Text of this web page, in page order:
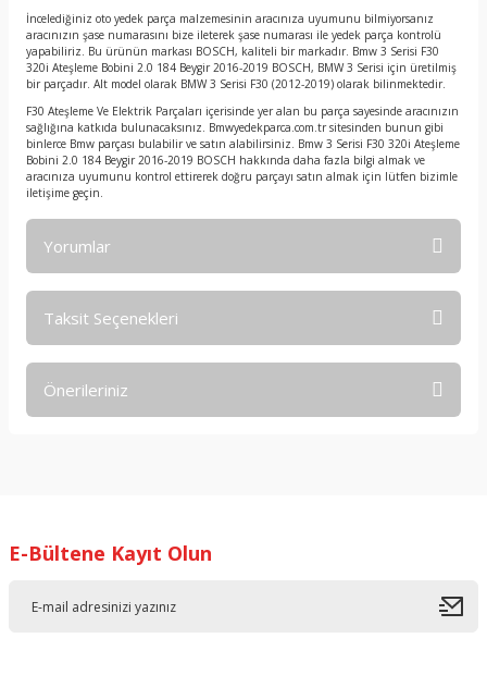
İncelediğiniz oto yedek parça malzemesinin aracınıza uyumunu bilmiyorsanız
aracınızın şase numarasını bize ileterek şase numarası ile yedek parça kontrolü
yapabiliriz. Bu ürünün markası BOSCH, kaliteli bir markadır. Bmw 3 Serisi F30
320i Ateşleme Bobini 2.0 184 Beygir 2016-2019 BOSCH, BMW 3 Serisi için üretilmiş
bir parçadır. Alt model olarak BMW 3 Serisi F30 (2012-2019) olarak bilinmektedir.
F30 Ateşleme Ve Elektrik Parçaları içerisinde yer alan bu parça sayesinde aracınızın
sağlığına katkıda bulunacaksınız. Bmwyedekparca.com.tr sitesinden bunun gibi
binlerce Bmw parçası bulabilir ve satın alabilirsiniz. Bmw 3 Serisi F30 320i Ateşleme
Bobini 2.0 184 Beygir 2016-2019 BOSCH hakkında daha fazla bilgi almak ve
aracınıza uyumunu kontrol ettirerek doğru parçayı satın almak için lütfen bizimle
iletişime geçin.
Yorumlar
Taksit Seçenekleri
Önerileriniz
Ürün resmi kalitesiz, bozuk veya görüntülenemiyor.
E-Bültene Kayıt Olun